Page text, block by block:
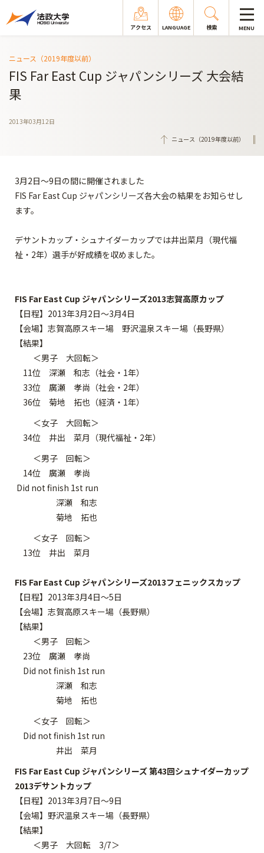
アクセス LANGUAGE 検索 MENU
ニュース（2019年度以前）
FIS Far East Cup ジャパンシリーズ 大会結
果
2013年03月12日
ニュース（2019年度以前）
3月2日～9日の間に開催されました
FIS Far East Cup ジャパンシリーズ各大会の結果をお知らせし
ます。
デサントカップ・シュナイダーカップでは井出菜月（現代福
祉・2年）選手が好成績を収めました。
FIS Far East Cup ジャパンシリーズ2013志賀高原カップ
【日程】2013年3月2日～3月4日
【会場】志賀高原スキー場 野沢温泉スキー場（長野県）
【結果】
＜男子 大回転＞
11位 深瀬 和志（社会・1年）
33位 廣瀬 孝尚（社会・2年）
36位 菊地 拓也（経済・1年）
＜女子 大回転＞
34位 井出 菜月（現代福祉・2年）
＜男子 回転＞
14位 廣瀬 孝尚
Did not finish 1st run
深瀬 和志
菊地 拓也
＜女子 回転＞
13位 井出 菜月
FIS Far East Cup ジャパンシリーズ2013フェニックスカップ
【日程】2013年3月4日～5日
【会場】志賀高原スキー場（長野県）
【結果】
＜男子 回転＞
23位 廣瀬 孝尚
Did not finish 1st run
深瀬 和志
菊地 拓也
＜女子 回転＞
Did not finish 1st run
井出 菜月
FIS Far East Cup ジャパンシリーズ 第43回シュナイダーカップ
2013デサントカップ
【日程】2013年3月7日～9日
【会場】野沢温泉スキー場（長野県）
【結果】
＜男子 大回転 3/7＞